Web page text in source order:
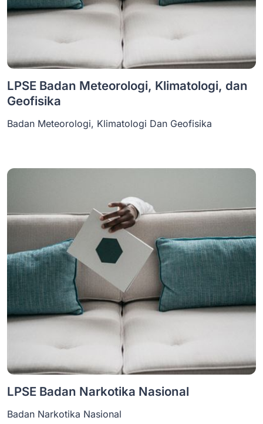
LPSE Badan Meteorologi, Klimatologi, dan
Geofisika
Badan Meteorologi, Klimatologi Dan Geofisika
LPSE Badan Narkotika Nasional
Badan Narkotika Nasional